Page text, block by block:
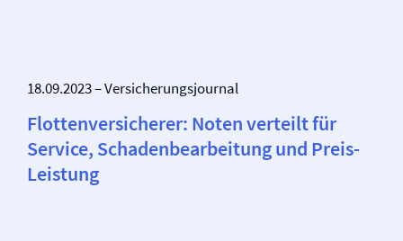
18.09.2023 – Versicherungsjournal
Flotten­versicherer: Noten verteilt für
Service, Schadenbearbeitung und Preis-
Leistung